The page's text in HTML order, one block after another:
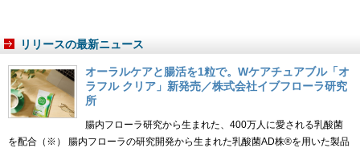
リリースの最新ニュース
オーラルケアと腸活を1粒で。Wケアチュアブル「オ
ラフル クリア」新発売／株式会社イブフローラ研究
所
腸内フローラ研究から生まれた、400万人に愛される乳酸菌
を配合（※） 腸内フローラの研究開発から生まれた乳酸菌AD株®を用いた製品